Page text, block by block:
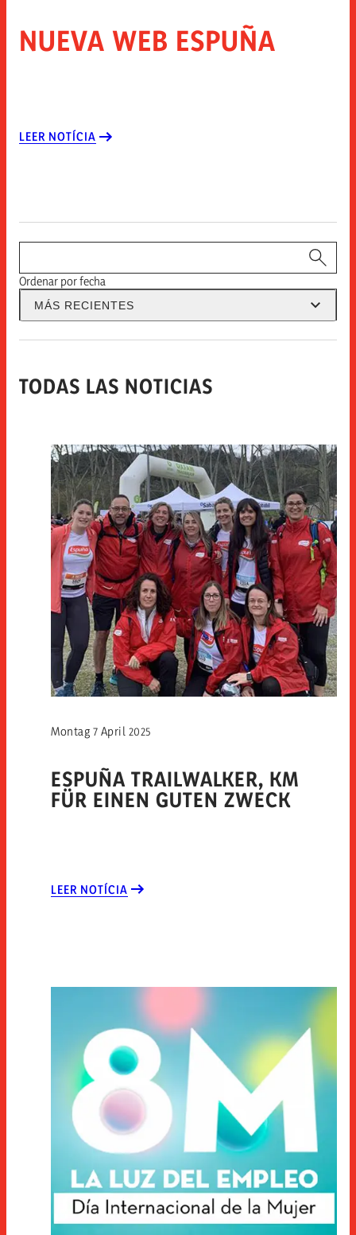
NUEVA WEB ESPUÑA
LEER NOTÍCIA
Buscador
Ordenar por fecha
MÁS RECIENTES
TODAS LAS NOTICIAS
ESPUÑA TRAILWALKER, KM
FÜR EINEN GUTEN ZWECK
Montag 7 April 2025
LEER NOTÍCIA